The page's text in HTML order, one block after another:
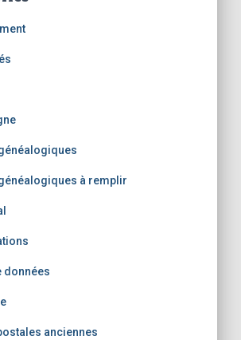
à remplir
données
anciennes